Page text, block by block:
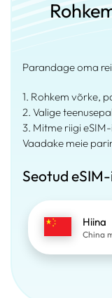
Parandage oma
1. Rohkem võrke,
2. Valige
3. Mitme riigi
Vaadake meie
Seotud
Hiina
China